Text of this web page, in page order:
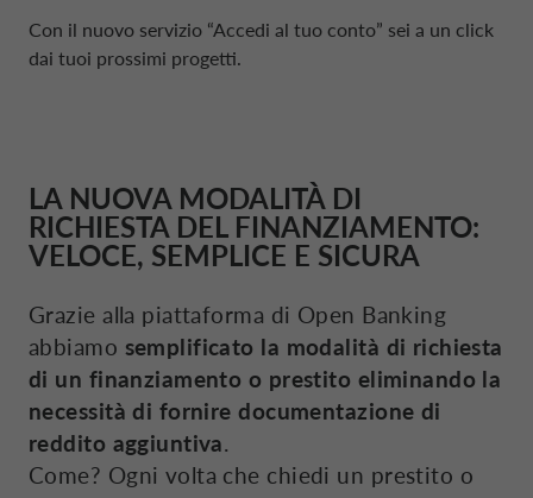
PROMOZIONI
APRI CONTO REMUNERATO
RICHIEDI PRESTITO
SCEGLI CARTA
DANIMARCA CA AUTO FINANCE
GERMANIA CA AUTO BANK
GRECIA CA AUTO BANK
IRLANDA CA AUTO BANK
PAESI BASSI CA AUTO FINANCE
Con il nuovo servizio “Accedi al tuo conto” sei a un click
dai tuoi prossimi progetti.
LA NUOVA MODALITÀ DI
RICHIESTA DEL FINANZIAMENTO:
VELOCE, SEMPLICE E SICURA
Grazie alla piattaforma di Open Banking
abbiamo semplificato la modalità di richiesta
di un finanziamento o prestito eliminando la
necessità di fornire documentazione di
reddito aggiuntiva.
Come? Ogni volta che chiedi un prestito o